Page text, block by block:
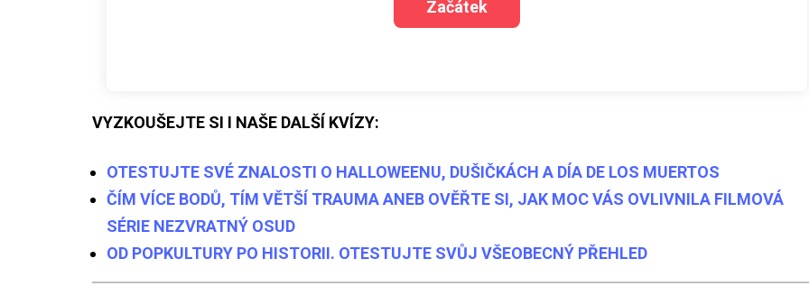
VYZKOUŠEJTE SI I NAŠE DALŠÍ KVÍZY:
OTESTUJTE SVÉ ZNALOSTI O HALLOWEENU, DUŠIČKÁCH A DÍA DE LOS MUERTOS
ČÍM VÍCE BODŮ, TÍM VĚTŠÍ TRAUMA ANEB OVĚŘTE SI, JAK MOC VÁS OVLIVNILA FILMOVÁ
SÉRIE NEZVRATNÝ OSUD
OD POPKULTURY PO HISTORII. OTESTUJTE SVŮJ VŠEOBECNÝ PŘEHLED